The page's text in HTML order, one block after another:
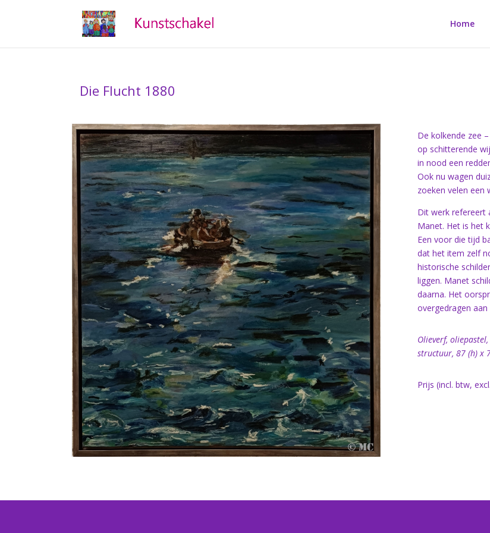
Home
Die Flucht 1880
De kolkende zee
op schitterende
in nood een
Ook nu wagen
zoeken velen een
Dit werk refereert
Manet. Het is het
Een voor die tijd
dat het item zelf
historische
liggen. Manet
daarna. Het
overgedragen
Olieverf,
structuur, 87 (h) x
Prijs (incl. btw,